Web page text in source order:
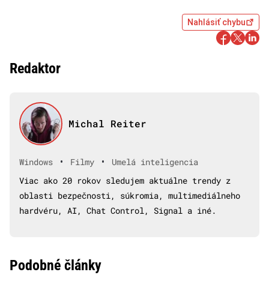
Nahlásiť chybu
Redaktor
Michal Reiter
Windows • Filmy •
Umelá inteligencia
Viac ako 20 rokov sledujem aktuálne trendy z
oblasti bezpečnosti, súkromia, multimediálneho
hardvéru, AI, Chat Control, Signal a iné.
Podobné články